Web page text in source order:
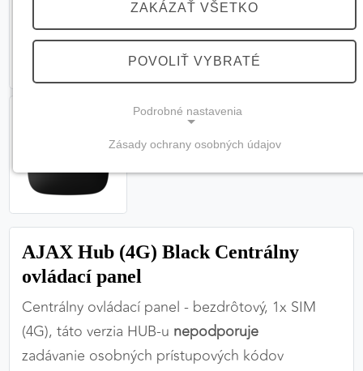
AJAX Hub (4G) Black Centrálny
ovládací panel
Centrálny ovládací panel - bezdrôtový, 1x SIM
(4G), táto verzia HUB-u nepodporuje
zadávanie osobných prístupových kódov
ZAKÁZAŤ VŠETKO
POVOLIŤ VYBRATÉ
Podrobné nastavenia
(vždy aktívne, nemožno vypnúť)
Tieto cookies sú potrebné na správne fungovanie
zabezpečiť jej plnú funkčnosť.
PREFERENČNÉ COOKIES
Zásady ochrany osobných údajov